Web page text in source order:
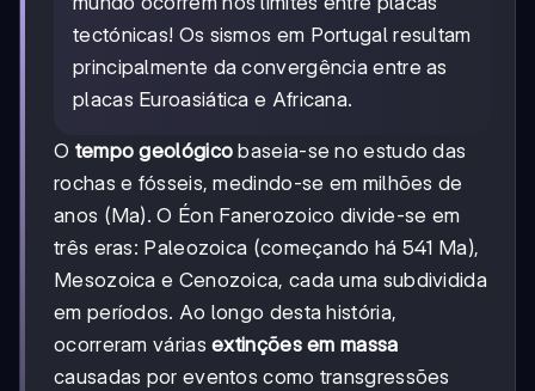
tectónicas! Os sismos em Portugal resultam
principalmente da convergência entre as
placas Euroasiática e Africana.
O tempo geológico baseia-se no estudo das
rochas e fósseis, medindo-se em milhões de
anos (Ma). O Éon Fanerozoico divide-se em
três eras: Paleozoica (começando há 541 Ma),
Mesozoica e Cenozoica, cada uma subdividida
em períodos. Ao longo desta história,
ocorreram váriasextinções em massa
causadas por eventos como transgressões